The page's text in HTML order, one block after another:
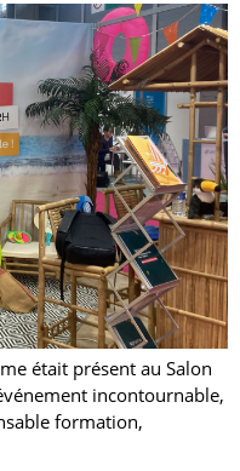
était présent au Salon
incontournable,
formation,